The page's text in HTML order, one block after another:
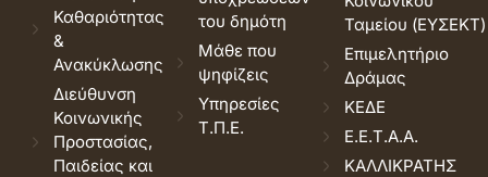
Καθαριότητας
&
Ανακύκλωσης
Διεύθυνση
Κοινωνικής
Προστασίας,
Παιδείας και
του δημότη
Μάθε που
ψηφίζεις
Υπηρεσίες
Τ.Π.Ε.
Ταμείου (ΕΥΣΕΚΤ)
Επιμελητήριο
Δράμας
ΚΕΔΕ
Ε.Ε.Τ.Α.Α.
ΚΑΛΛΙΚΡΑΤΗΣ